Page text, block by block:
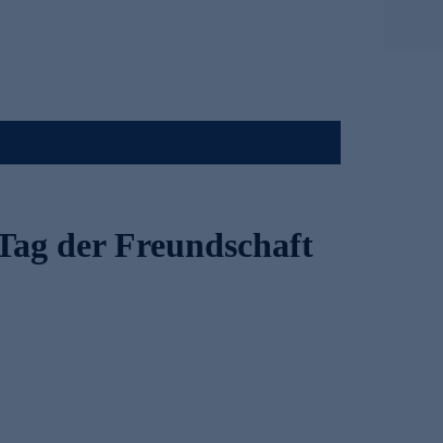
der Freundschaft